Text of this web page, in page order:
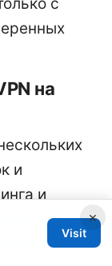
на
и
и
and VPNs:
It
×
Visit